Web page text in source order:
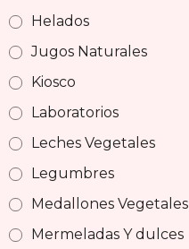
Helados
Jugos Naturales
Kiosco
Laboratorios
Leches Vegetales
Legumbres
Medallones Vegetales
Mermeladas Y dulces